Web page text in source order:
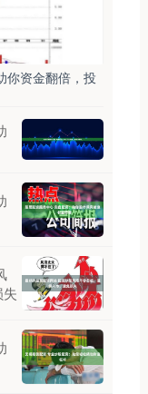
你资金翻倍，投